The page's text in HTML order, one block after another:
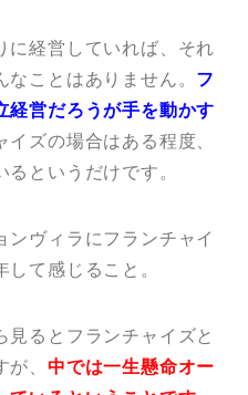
に経営していれば、それ
ことはありません。 フ
経営だろうが手を動かす
イズの場合はある程度、
というだけです。
ンヴィラにフランチャイ
て感じること。
見るとフランチャイズと
、 中では一生懸命オー